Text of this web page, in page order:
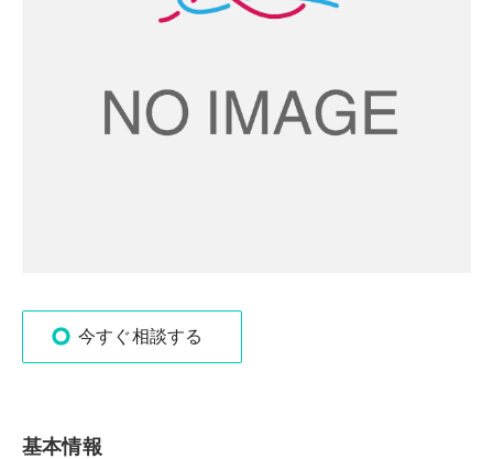
今すぐ相談する
基本情報